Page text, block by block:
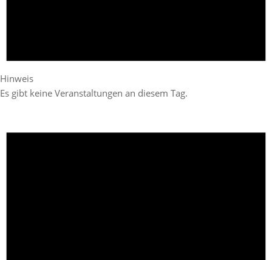
Hinweis
Es gibt keine Veranstaltungen an diesem Tag.